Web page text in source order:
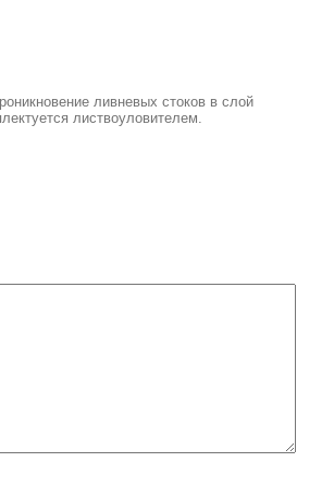
ливневых стоков в слой
листвоуловителем.